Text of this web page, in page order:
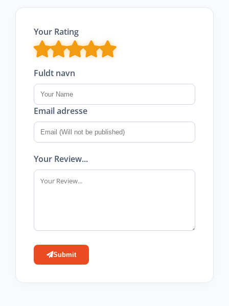
Your Rating
Fuldt navn
Email adresse
Your Review...
Submit